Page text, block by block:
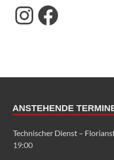
ANSTEHENDE
Technischer Dienst –
19:00